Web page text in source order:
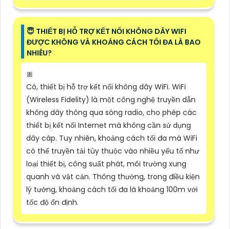
😇 THIẾT BỊ HỖ TRỢ KẾT NỐI KHÔNG DÂY WIFI
ĐƯỢC KHÔNG VÀ KHOẢNG CÁCH TỐI ĐA LÀ BAO
NHIÊU?
🎀
Có, thiết bị hỗ trợ kết nối không dây WiFi. WiFi
(Wireless Fidelity) là một công nghệ truyền dẫn
không dây thông qua sóng radio, cho phép các
thiết bị kết nối Internet mà không cần sử dụng
dây cáp. Tuy nhiên, khoảng cách tối đa mà WiFi
có thể truyền tải tùy thuộc vào nhiều yếu tố như
loại thiết bị, công suất phát, môi trường xung
quanh và vật cản. Thông thường, trong điều kiện
lý tưởng, khoảng cách tối đa là khoảng 100m với
tốc độ ổn định.